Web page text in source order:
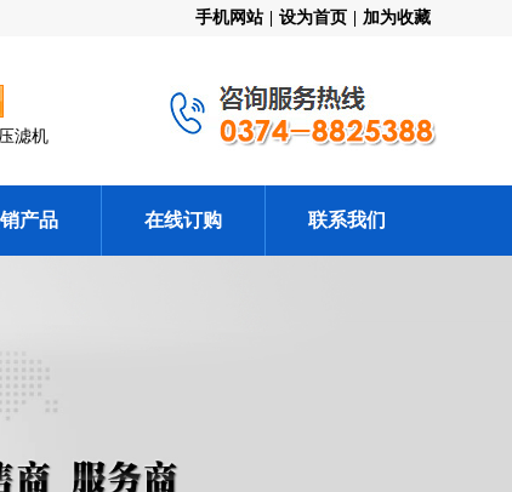
手机网站 设为首页 加为收藏
滤机
产品 在线订购 联系我们